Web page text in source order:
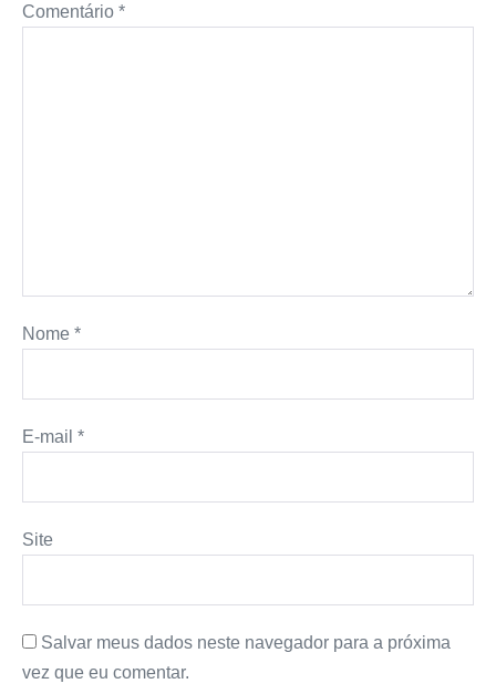
Comentário *
Nome *
E-mail *
Site
Salvar meus dados neste navegador para a próxima
vez que eu comentar.